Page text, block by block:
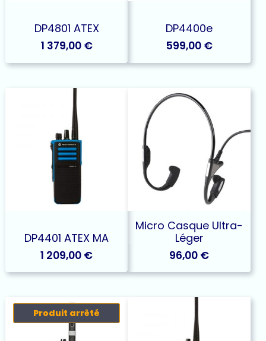
DP4801 ATEX
1 379,00 €
DP4400e
599,00 €
DP4401 ATEX MA
1 209,00 €
Micro Casque Ultra-
Léger
96,00 €
Produit arrêté